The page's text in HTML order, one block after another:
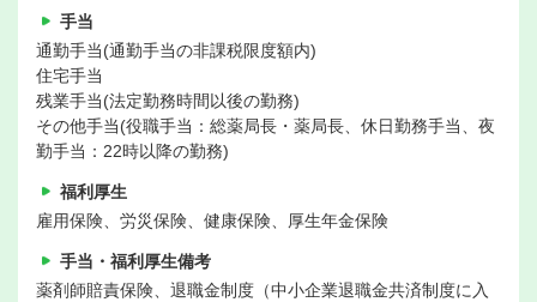
手当
通勤手当(通勤手当の非課税限度額内)
住宅手当
残業手当(法定勤務時間以後の勤務)
その他手当(役職手当：総薬局長・薬局長、休日勤務手当、夜
勤手当：22時以降の勤務)
福利厚生
雇用保険、労災保険、健康保険、厚生年金保険
手当・福利厚生備考
薬剤師賠責保険、退職金制度（中小企業退職金共済制度に入